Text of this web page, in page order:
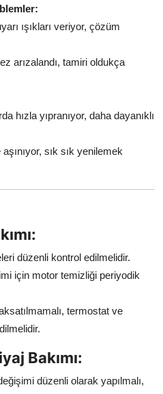
ışıkları veriyor, çözüm
arızalandı, tamiri oldukça
hızla yıpranıyor, daha dayanıklı
sık sık yenilemek
düzenli kontrol edilmelidir.
için motor temizliği periyodik
termostat ve
Bakımı:
düzenli olarak yapılmalı,